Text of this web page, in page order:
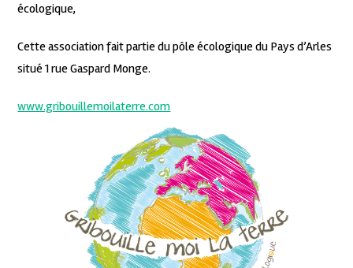
écologique,
Cette association fait partie du pôle écologique du Pays d’Arles
situé 1 rue Gaspard Monge.
www.gribouillemoilaterre.com